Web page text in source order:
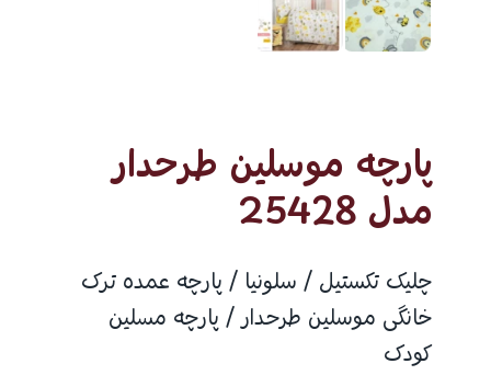
پارچه موسلین طرحدار
مدل 25428
چلیک تکستیل / سلونیا / پارچه عمده ترک
خانگی موسلین طرحدار / پارچه مسلین
کودک